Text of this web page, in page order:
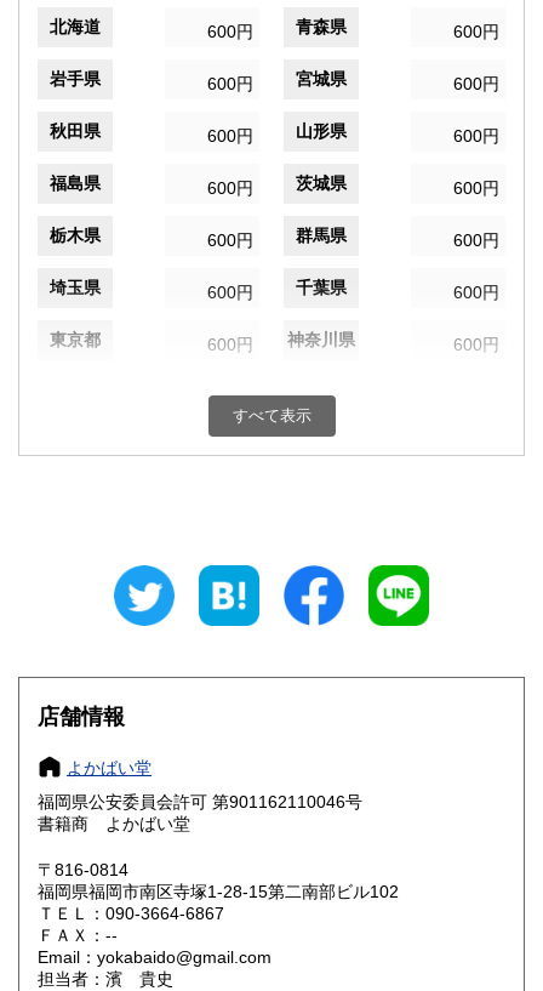
北海道 600円 青森県 600円
岩手県 600円 宮城県 600円
秋田県 600円 山形県 600円
福島県 600円 茨城県 600円
栃木県 600円 群馬県 600円
埼玉県 600円 千葉県 600円
東京都 600円 神奈川県 600円
600円 富山県
600円 三重県
大阪府
奈良県
鳥取県 600円 島根県
岡山県
山口県 600円
香川県
すべて表示
店舗情報
よかばい堂
福岡県公安委員会許可 第901162110046号
書籍商 よかばい堂
〒816-0814
福岡県福岡市南区寺塚1-28-15第二南部ビル102
ＴＥＬ：090-3664-6867
ＦＡＸ：--
Email：yokabaido@gmail.com
担当者：濱 貴史